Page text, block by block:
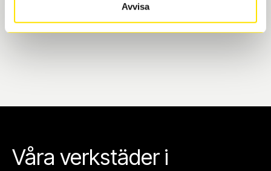
Avvisa
vi till att de uppfyller alla krav för en säker körning.
Våra verkstäder i